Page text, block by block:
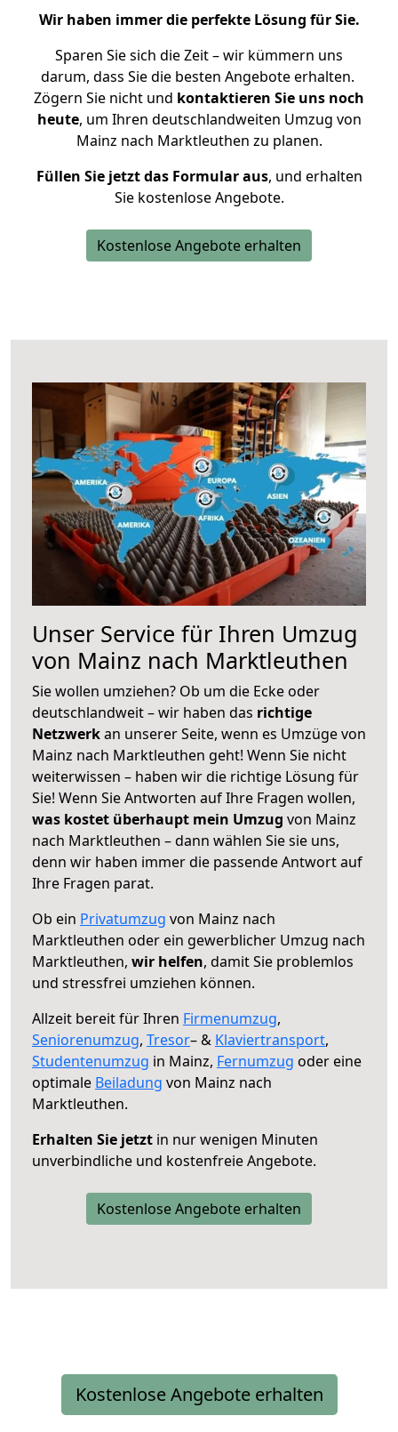
Wir haben immer die perfekte Lösung für Sie.
Sparen Sie sich die Zeit – wir kümmern uns
darum, dass Sie die besten Angebote erhalten.
Zögern Sie nicht und kontaktieren Sie uns noch
heute, um Ihren deutschlandweiten Umzug von
Mainz nach Marktleuthen zu planen.
Füllen Sie jetzt das Formular aus, und erhalten
Sie kostenlose Angebote.
Kostenlose Angebote erhalten
Unser Service für Ihren Umzug
von Mainz nach Marktleuthen
Sie wollen umziehen? Ob um die Ecke oder
deutschlandweit – wir haben das richtige
Netzwerkan unserer Seite, wenn es Umzüge von
Mainz nach Marktleuthen geht! Wenn Sie nicht
weiterwissen – haben wir die richtige Lösung für
Sie! Wenn Sie Antworten auf Ihre Fragen wollen,
was kostet überhaupt mein Umzug von Mainz
nach Marktleuthen – dann wählen Sie sie uns,
denn wir haben immer die passende Antwort auf
Ihre Fragen parat.
Ob ein Privatumzug von Mainz nach
Marktleuthen oder ein gewerblicher Umzug nach
Marktleuthen, wir helfen, damit Sie problemlos
und stressfrei umziehen können.
Allzeit bereit für Ihren Firmenumzug,
Seniorenumzug, Tresor– & Klaviertransport,
Studentenumzug in Mainz, Fernumzug oder eine
optimale Beiladung von Mainz nach
Marktleuthen.
Erhalten Sie jetzt in nur wenigen Minuten
unverbindliche und kostenfreie Angebote.
Kostenlose Angebote erhalten
Kostenlose Angebote erhalten